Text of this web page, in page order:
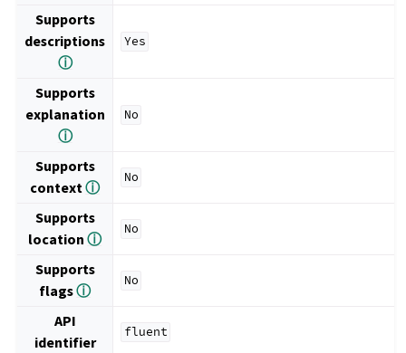
Supports
descriptions
ⓘ
Yes
Supports
explanation
ⓘ
No
Supports
contextⓘ
No
Supports
locationⓘ
No
Supports
flagsⓘ
No
API
identifier
fluent